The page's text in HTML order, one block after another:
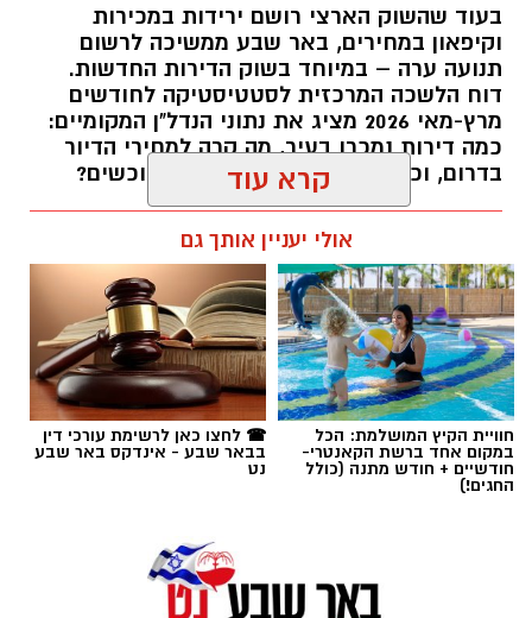
בעוד שהשוק הארצי רושם ירידות במכירות
וקיפאון במחירים, באר שבע ממשיכה לרשום
תנועה ערה – במיוחד בשוק הדירות החדשות.
דוח הלשכה המרכזית לסטטיסטיקה לחודשים
מרץ-מאי 2026 מציג את נתוני הנדל"ן המקומיים:
כמה דירות נמכרו בעיר, מה קרה למחירי הדיור
בדרום, וכמה דירות ממתינות עדיין לרוכשים?
תגים:באר שבע, דירות
קרא עוד
אולי יעניין אותך גם
חוויית הקיץ המושלמת: הכל
במקום אחד ברשת הקאנטרי-
חודשיים + חודש מתנה (כולל
החגים!)
☎ לחצו כאן לרשימת עורכי דין
בבאר שבע - אינדקס באר שבע
נט